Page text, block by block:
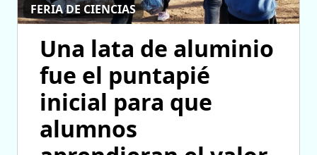
FERIA DE CIENCIAS
Una lata de aluminio
fue el puntapié
inicial para que
alumnos